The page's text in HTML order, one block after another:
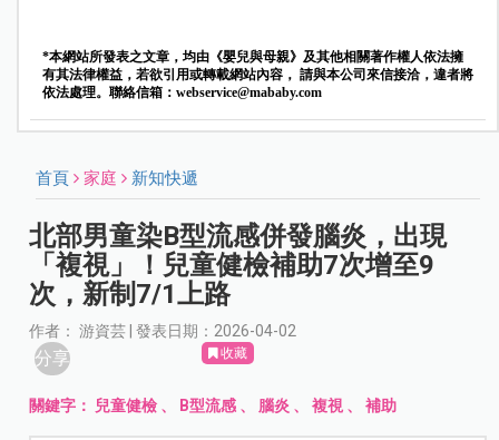
*本網站所發表之文章，均由《嬰兒與母親》及其他相關著作權人依法擁
有其法律權益，若欲引用或轉載網站內容， 請與本公司來信接洽，違者將
依法處理。聯絡信箱： webservice@mababy.com
首頁 家庭 新知快遞
北部男童染B型流感併發腦炎，出現
「複視」！兒童健檢補助7次增至9
次，新制7/1上路
作者： 游資芸 | 發表日期：2026-04-02
分享 收藏
關鍵字： 兒童健檢 、 B型流感 、 腦炎 、複視 、補助